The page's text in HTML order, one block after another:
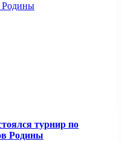
турнир по
Родины